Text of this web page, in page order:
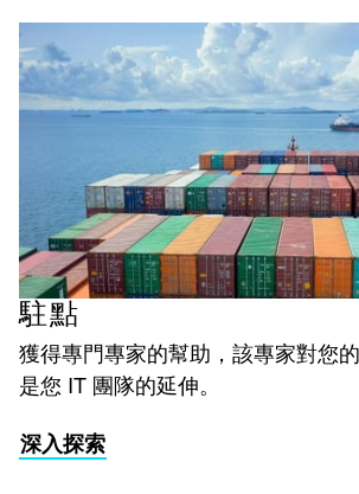
駐點
獲得專門專家的幫助，該專家對您
是您 IT 團隊的延伸。
深入探索